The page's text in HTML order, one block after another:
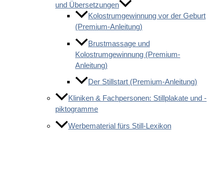
und Übersetzungen
Kolostrumgewinnung vor der Geburt
(Premium-Anleitung)
Brustmassage und
Kolostrumgewinnung (Premium-
Anleitung)
Der Stillstart (Premium-Anleitung)
Kliniken & Fachpersonen: Stillplakate und -
piktogramme
Werbematerial fürs Still-Lexikon